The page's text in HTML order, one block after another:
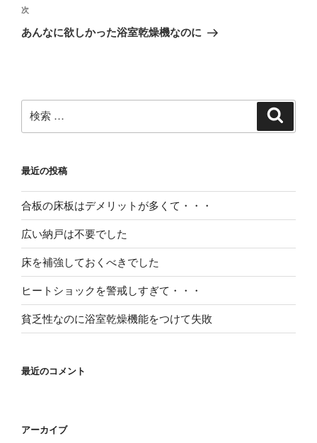
ビ
ゲ
ン
投
稿
次
の
次
あんなに欲しかった浴室乾燥機なのに
検
索:
最近の投稿
合板の床板はデメリットが多くて・・・
広い納戸は不要でした
床を補強しておくべきでした
ヒートショックを警戒しすぎて・・・
貧乏性なのに浴室乾燥機能をつけて失敗
最近のコメント
アーカイブ